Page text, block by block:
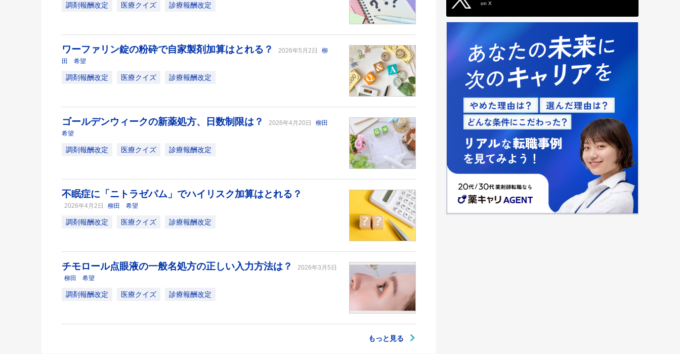
調剤報酬改定 医療クイズ 診療報酬改定
ワーファリン錠の粉砕で自家製剤加算はとれる？ 2026年5月2日
柳
田 希望
調剤報酬改定 医療クイズ 診療報酬改定
ゴールデンウィークの新薬処方、日数制限は？ 2026年4月20日
柳田
希望
調剤報酬改定 医療クイズ 診療報酬改定
不眠症に「ニトラゼパム」でハイリスク加算はとれる？
2026年4月2日 柳田 希望
調剤報酬改定 医療クイズ 診療報酬改定
チモロール点眼液の一般名処方の正しい入力方法は？
2026年3月5日
柳田 希望
調剤報酬改定 医療クイズ 診療報酬改定
もっと見る
on X